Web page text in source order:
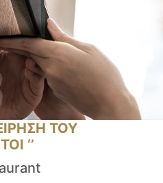
ΤΟΥ
‘’